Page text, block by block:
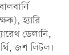
হ্যারি
ডেলানি,
জশ লিটল।